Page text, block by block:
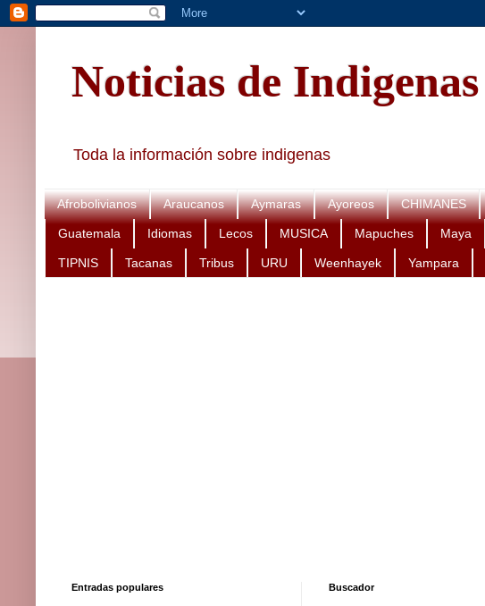
Noticias de Indigenas
Toda la información sobre indigenas
Afrobolivianos Araucanos Aymaras Ayoreos CHIMANES
Guatemala Idiomas Lecos MUSICA Mapuches Maya
TIPNIS Tacanas Tribus URU Weenhayek Yampara
Buscador
Entradas populares